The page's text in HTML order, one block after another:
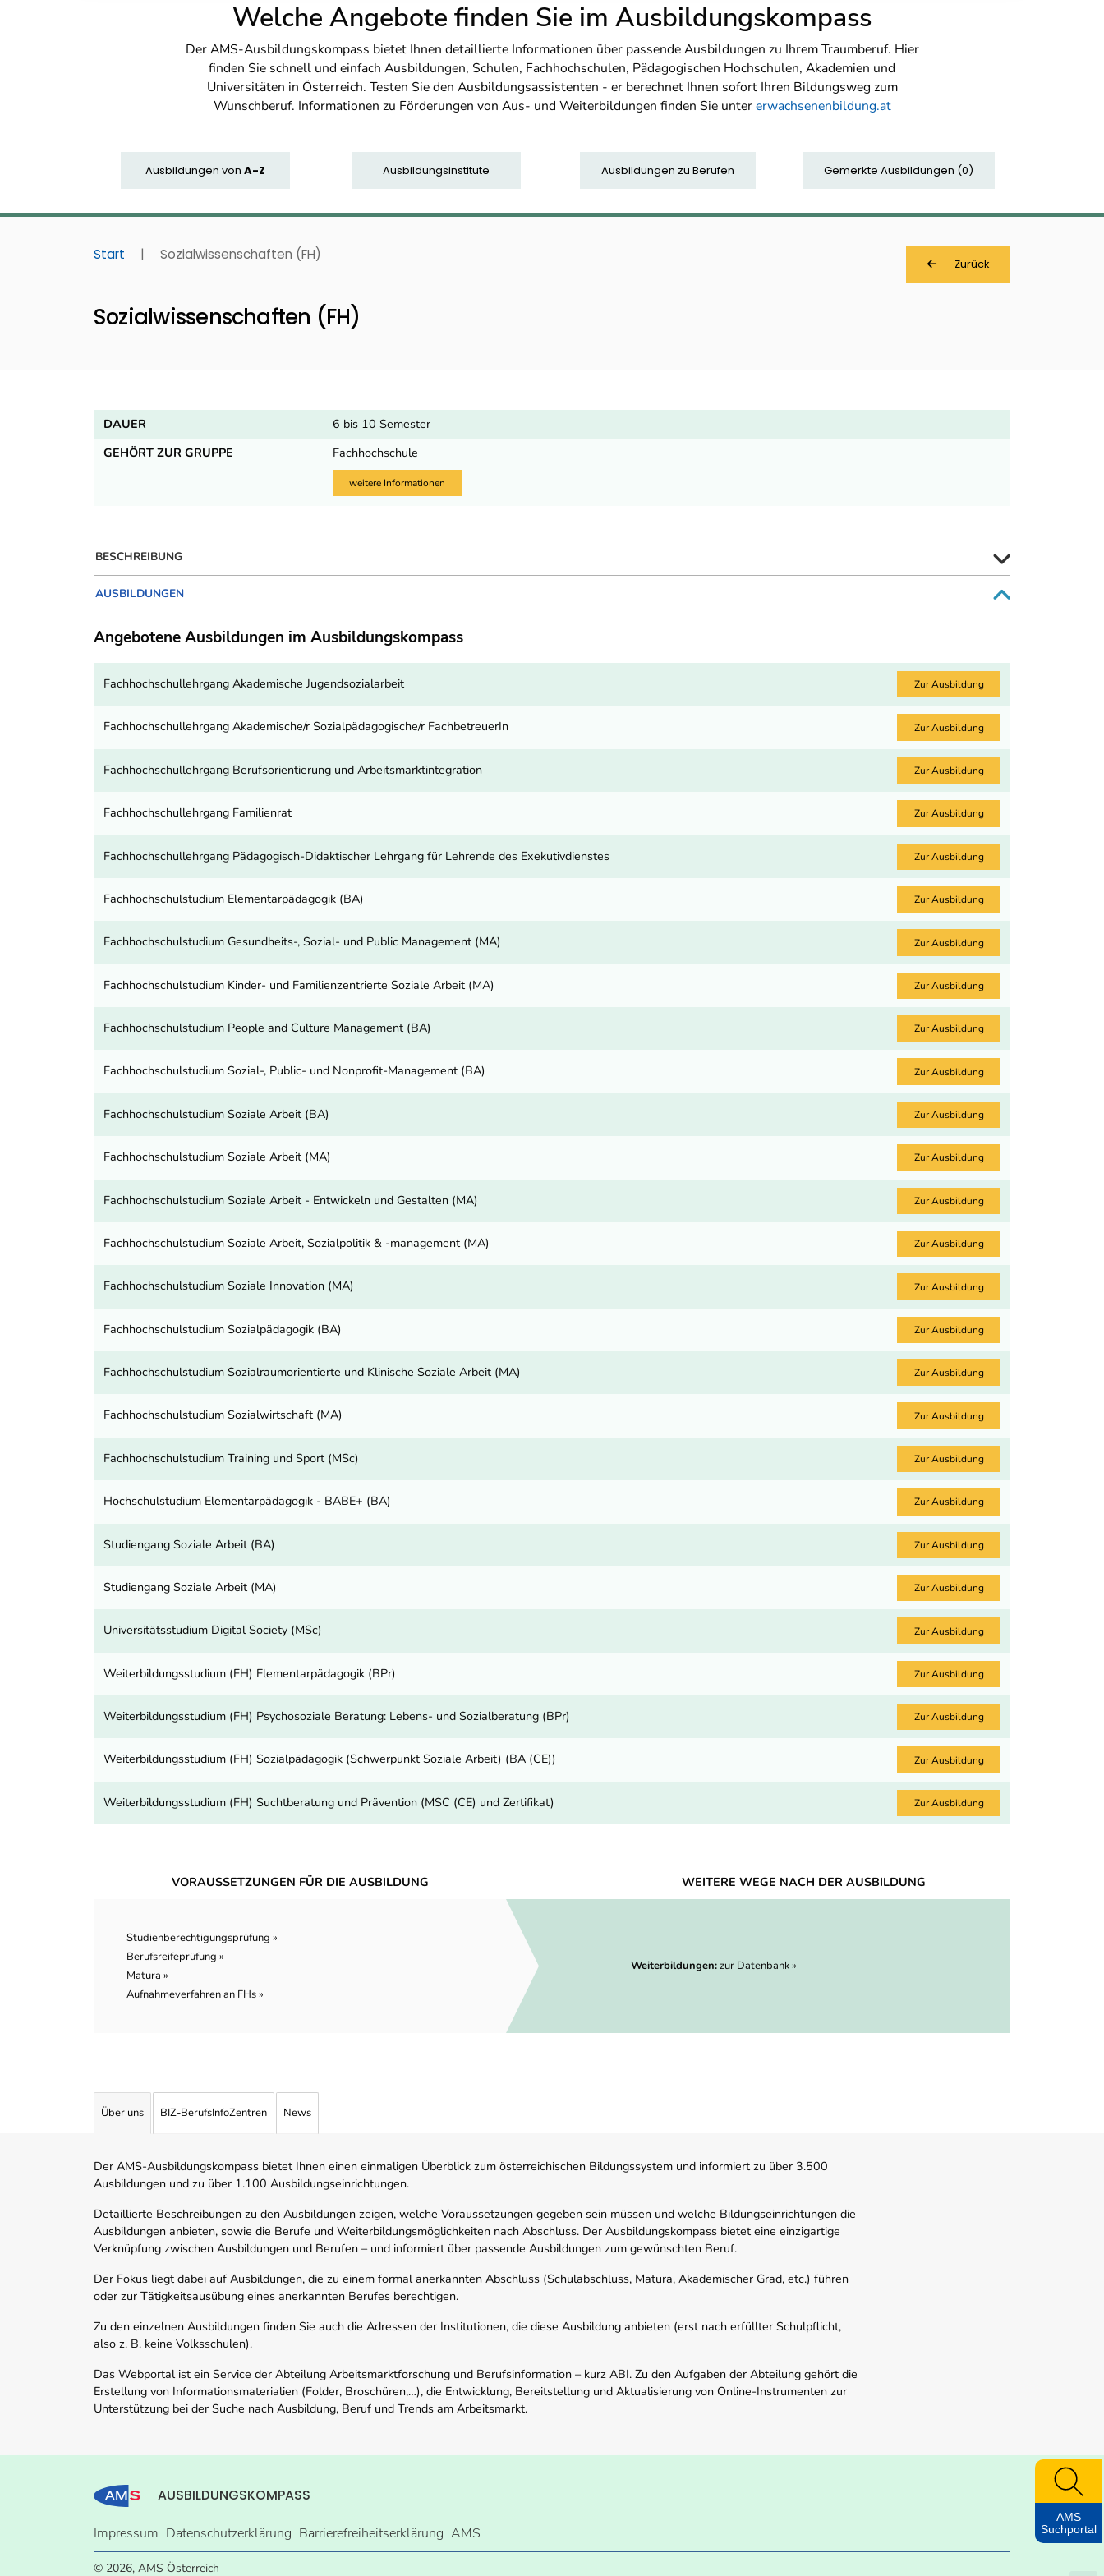
Welche Angebote finden Sie im Ausbildungskompass
Der AMS-Ausbildungskompass bietet Ihnen detaillierte Informationen über passende Ausbildungen zu Ihrem Traumberuf. Hier
finden Sie schnell und einfach Ausbildungen, Schulen, Fachhochschulen, Pädagogischen Hochschulen, Akademien und
Universitäten in Österreich. Testen Sie den Ausbildungsassistenten - er berechnet Ihnen sofort Ihren Bildungsweg zum
Wunschberuf. Informationen zu Förderungen von Aus- und Weiterbildungen finden Sie untererwachsenenbildung.at
Ausbildungen von A-Z Ausbildungsinstitute Ausbildungen zu Berufen Gemerkte Ausbildungen (0)
Start | Sozialwissenschaften (FH)
Zurück
Sozialwissenschaften (FH)
DAUER
6 bis 10 Semester
GEHÖRT ZUR GRUPPE
Fachhochschule
weitere Informationen
BESCHREIBUNG
AUSBILDUNGEN
Angebotene Ausbildungen im Ausbildungskompass
Fachhochschullehrgang Akademische Jugendsozialarbeit Zur Ausbildung
Fachhochschullehrgang Akademische/r Sozialpädagogische/r FachbetreuerIn Zur Ausbildung
Fachhochschullehrgang Berufsorientierung und Arbeitsmarktintegration Zur Ausbildung
Fachhochschullehrgang Familienrat Zur Ausbildung
Fachhochschullehrgang Pädagogisch-Didaktischer Lehrgang für Lehrende des Exekutivdienstes Zur Ausbildung
Fachhochschulstudium Elementarpädagogik (BA) Zur Ausbildung
Fachhochschulstudium Gesundheits-, Sozial- und Public Management (MA) Zur Ausbildung
Fachhochschulstudium Kinder- und Familienzentrierte Soziale Arbeit (MA) Zur Ausbildung
Fachhochschulstudium People and Culture Management (BA) Zur Ausbildung
Fachhochschulstudium Sozial-, Public- und Nonprofit-Management (BA) Zur Ausbildung
Fachhochschulstudium Soziale Arbeit (BA) Zur Ausbildung
Fachhochschulstudium Soziale Arbeit (MA) Zur Ausbildung
Fachhochschulstudium Soziale Arbeit - Entwickeln und Gestalten (MA) Zur Ausbildung
Fachhochschulstudium Soziale Arbeit, Sozialpolitik & -management (MA) Zur Ausbildung
Fachhochschulstudium Soziale Innovation (MA) Zur Ausbildung
Fachhochschulstudium Sozialpädagogik (BA) Zur Ausbildung
Fachhochschulstudium Sozialraumorientierte und Klinische Soziale Arbeit (MA) Zur Ausbildung
Fachhochschulstudium Sozialwirtschaft (MA) Zur Ausbildung
Fachhochschulstudium Training und Sport (MSc) Zur Ausbildung
Hochschulstudium Elementarpädagogik - BABE+ (BA) Zur Ausbildung
Studiengang Soziale Arbeit (BA) Zur Ausbildung
Studiengang Soziale Arbeit (MA) Zur Ausbildung
Universitätsstudium Digital Society (MSc) Zur Ausbildung
Weiterbildungsstudium (FH) Elementarpädagogik (BPr) Zur Ausbildung
Weiterbildungsstudium (FH) Psychosoziale Beratung: Lebens- und Sozialberatung (BPr) Zur Ausbildung
Weiterbildungsstudium (FH) Sozialpädagogik (Schwerpunkt Soziale Arbeit) (BA (CE)) Zur Ausbildung
Weiterbildungsstudium (FH) Suchtberatung und Prävention (MSC (CE) und Zertifikat) Zur Ausbildung
VORAUSSETZUNGEN FÜR DIE AUSBILDUNG
Studienberechtigungsprüfung »
Berufsreifeprüfung »
Matura »
Aufnahmeverfahren an FHs »
WEITERE WEGE NACH DER AUSBILDUNG
Weiterbildungen:zur Datenbank »
Über uns BIZ-BerufsInfoZentren News
Der AMS-Ausbildungskompass bietet Ihnen einen einmaligen Überblick zum österreichischen Bildungssystem und informiert zu über 3.500
Ausbildungen und zu über 1.100 Ausbildungseinrichtungen.
Detaillierte Beschreibungen zu den Ausbildungen zeigen, welche Voraussetzungen gegeben sein müssen und welche Bildungseinrichtungen die
Ausbildungen anbieten, sowie die Berufe und Weiterbildungsmöglichkeiten nach Abschluss. Der Ausbildungskompass bietet eine einzigartige
Verknüpfung zwischen Ausbildungen und Berufen – und informiert über passende Ausbildungen zum gewünschten Beruf.
Der Fokus liegt dabei auf Ausbildungen, die zu einem formal anerkannten Abschluss (Schulabschluss, Matura, Akademischer Grad, etc.) führen
oder zur Tätigkeitsausübung eines anerkannten Berufes berechtigen.
Zu den einzelnen Ausbildungen finden Sie auch die Adressen der Institutionen, die diese Ausbildung anbieten (erst nach erfüllter Schulpflicht,
also z. B. keine Volksschulen).
Das Webportal ist ein Service der Abteilung Arbeitsmarktforschung und Berufsinformation – kurz ABI. Zu den Aufgaben der Abteilung gehört die
Erstellung von Informationsmaterialien (Folder, Broschüren,…), die Entwicklung, Bereitstellung und Aktualisierung von Online-Instrumenten zur
Unterstützung bei der Suche nach Ausbildung, Beruf und Trends am Arbeitsmarkt.
AUSBILDUNGSKOMPASS
Impressum Datenschutzerklärung Barrierefreiheitserklärung AMS
© 2026, AMS Österreich
AMS
Suchportal